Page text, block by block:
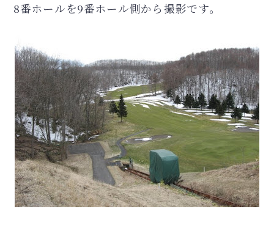
8番ホールを9番ホール側から撮影です。